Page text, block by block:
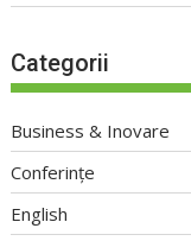
Categorii
Business & Inovare
Conferințe
English